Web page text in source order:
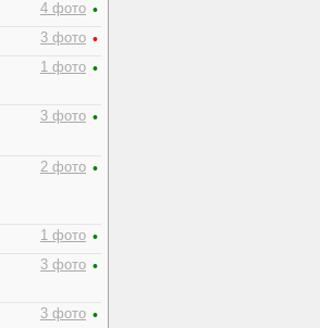
4 фото •
3 фото •
1 фото •
3 фото •
2 фото •
1 фото •
3 фото •
3 фото •